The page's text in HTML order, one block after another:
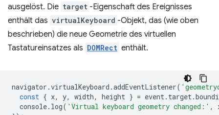
ausgelöst. Die target -Eigenschaft des Ereignisses
enthält das virtualKeyboard -Objekt, das (wie oben
beschrieben) die neue Geometrie des virtuellen
Tastatureinsatzes als DOMRect enthält.
navigator .virtualKeyboard .addEventListener(
const { x, y, width, height } = event. target.
console. log( 'Virtual keyboard geometry changed:' ,